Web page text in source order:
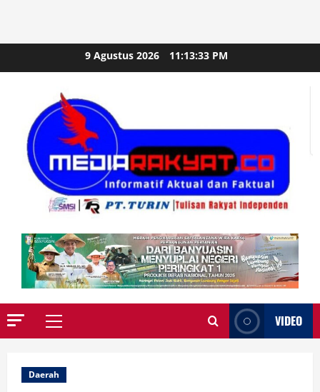
to
9 Agustus 2026 11:13:35 PM
Primary
VIDEO
Daerah